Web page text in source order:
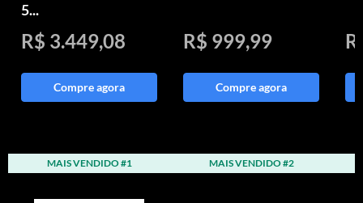
5...
R$ 3.449,08
Compre agora
R$ 999,99
Compre agora
MAIS VENDIDO #1 MAIS VENDIDO #2